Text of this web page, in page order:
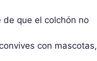
que el colchón no
con mascotas,